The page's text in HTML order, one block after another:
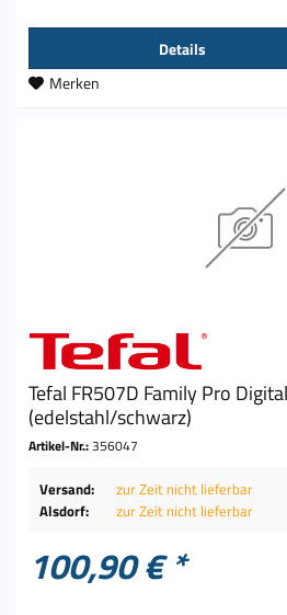
Details
Merken
Tefal FR507D Family Pro
(edelstahl/schwarz)
Artikel-Nr.:356047
Versand:
zur Zeit nicht lieferbar
Alsdorf:
zur Zeit nicht lieferbar
100,90 € *